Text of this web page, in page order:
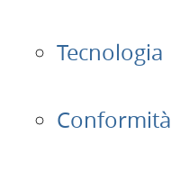
Lingua
Tecnologia
Conformità